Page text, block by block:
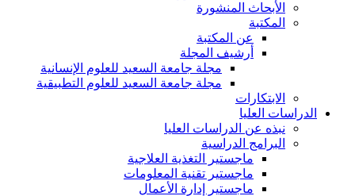
الأبحاث المنشورة
المكتبة
عن المكتبة
أرشيف المجلة
مجلة جامعة السعيد للعلوم الإنسانية
مجلة جامعة السعيد للعلوم التطبيقية
الابتكارات
الدراسات العليا
نبذه عن الدراسات العليا
البرامج الدراسية
ماجستير التغذية العلاجية
ماجستير تقنية المعلومات
ماجستير إدارة الأعمال